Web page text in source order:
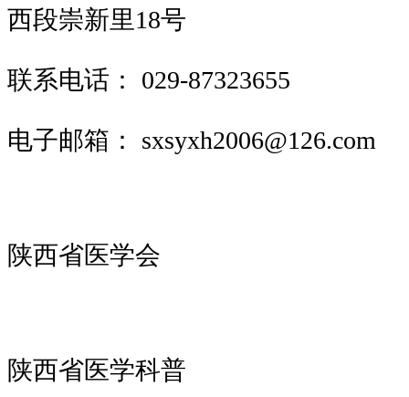
西段崇新里18号
联系电话： 029-87323655
电子邮箱： sxsyxh2006@126.com
陕西省医学会
陕西省医学科普